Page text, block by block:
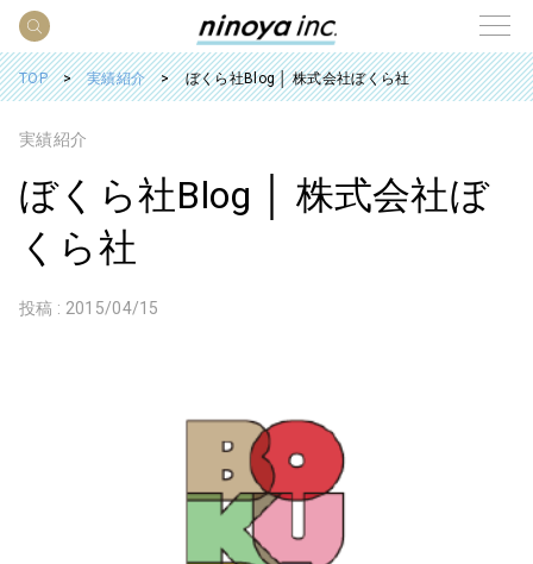
TOP 実績紹介 ぼくら社Blog │ 株式会社ぼくら社
実績紹介
ぼくら社Blog │ 株式会社ぼ
くら社
投稿 : 2015/04/15